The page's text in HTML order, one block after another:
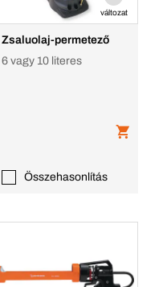
változat
Zsaluolaj-permetező
6 vagy 10 literes
Összehasonlítás